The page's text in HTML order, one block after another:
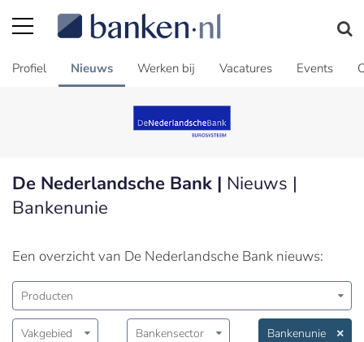
Profiel Nieuws Werken bij Vacatures Events
De Nederlandsche Bank | Nieuws |
Bankenunie
Een overzicht van De Nederlandsche Bank nieuws:
Producten
Vakgebied Bankensector Bankenunie